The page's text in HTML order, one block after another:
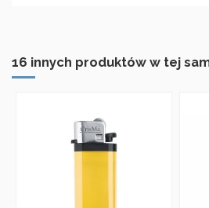
16 innych produktów w tej